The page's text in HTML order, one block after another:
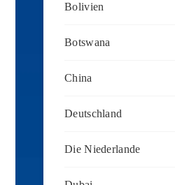
Bolivien
Botswana
China
Deutschland
Die Niederlande